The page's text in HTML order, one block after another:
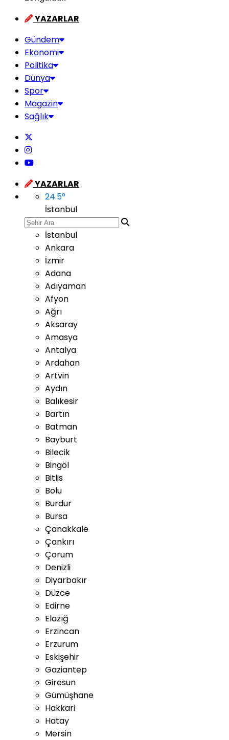
YAZARLAR
Gündem
Ekonomi
Politika
Dünya
Spor
Magazin
Sağlık
YAZARLAR
24.5°
İstanbul
İstanbul
Ankara
İzmir
Adana
Adıyaman
Afyon
Ağrı
Aksaray
Amasya
Antalya
Ardahan
Artvin
Aydın
Balıkesir
Bartın
Batman
Bayburt
Bilecik
Bingöl
Bitlis
Bolu
Burdur
Bursa
Çanakkale
Çankırı
Çorum
Denizli
Diyarbakır
Düzce
Edirne
Elazığ
Erzincan
Erzurum
Eskişehir
Gaziantep
Giresun
Gümüşhane
Hakkari
Hatay
Mersin